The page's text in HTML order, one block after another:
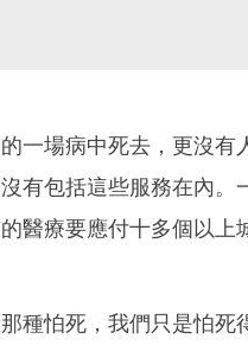
一場病中死去，更沒
有包括這些服務在內
醫療要應付十多個以
種怕死，我們只是怕死